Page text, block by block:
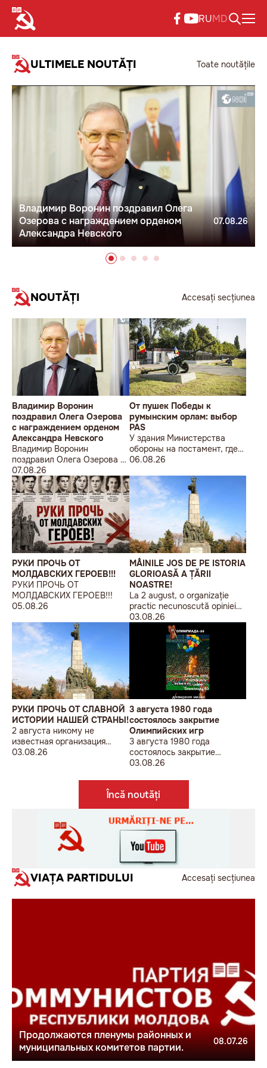
RUMD
ULTIMELE NOUTĂȚI Toate noutățile
Владимир Воронин поздравил Олега
Озерова с награждением орденом
Александра Невского
07.08.26
NOUTĂȚI Accesați secțiunea
Владимир Воронин
поздравил Олега Озерова
с награждением орденом
Александра Невского
Владимир Воронин
поздравил Олега Озерова с
награждением орденом
Александра Невского
07.08.26
От пушек Победы к
румынским орлам: выбор
PAS
У здания Министерства
обороны на постамент, где
прежде стояла знаменитая
мужчина возложил букет
цветов.
06.08.26
РУКИ ПРОЧЬ ОТ
МОЛДАВСКИХ ГЕРОЕВ!!!
РУКИ ПРОЧЬ ОТ
МОЛДАВСКИХ ГЕРОЕВ!!!
05.08.26
MÂINILE JOS DE PE ISTORIA
GLORIOASĂ A ȚĂRII
NOASTRE!
La 2 august, o organizație
practic necunoscută opiniei
publice, autointitulată „Liga
Studenților Basarabeni”, a
organizat la Chișinău o
acțiune de protest modestă,
sub sloganul „În Uniunea
Europeană fără monumente
sovietice”.
03.08.26
РУКИ ПРОЧЬ ОТ СЛАВНОЙ
ИСТОРИИ НАШЕЙ СТРАНЫ!
2 августа никому не
известная организация
«Лига бессарабских
без советских памятников».
03.08.26
3 августа 1980 года
состоялось закрытие
Олимпийских игр
3 августа 1980 года
состоялось закрытие
Олимпийских игр
03.08.26
Încă noutăți
VIAȚA PARTIDULUI Accesați secțiunea
Продолжаются пленумы районных и
муниципальных комитетов партии.
08.07.26